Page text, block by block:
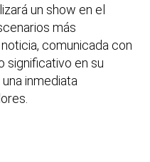
un show en el
más
comunicada con
significativo en su
inmediata